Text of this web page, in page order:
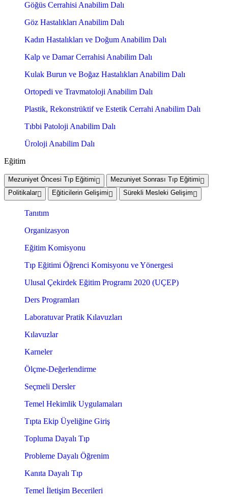
Göğüs Cerrahisi Anabilim Dalı
Göz Hastalıkları Anabilim Dalı
Kadın Hastalıkları ve Doğum Anabilim Dalı
Kalp ve Damar Cerrahisi Anabilim Dalı
Kulak Burun ve Boğaz Hastalıkları Anabilim Dalı
Ortopedi ve Travmatoloji Anabilim Dalı
Plastik, Rekonstrüktif ve Estetik Cerrahi Anabilim Dalı
Tıbbi Patoloji Anabilim Dalı
Üroloji Anabilim Dalı
Eğitim
Mezuniyet Öncesi Tıp Eğitimi
Mezuniyet Sonrası Tıp Eğitimi
Politikalar
Eğiticilerin Gelişimi Sürekli Mesleki Gelişim
Tanıtım
Organizasyon
Eğitim Komisyonu
Tıp Eğitimi Öğrenci Komisyonu ve Yönergesi
Ulusal Çekirdek Eğitim Programı 2020 (UÇEP)
Ders Programları
Laboratuvar Pratik Kılavuzları
Kılavuzlar
Karneler
Ölçme-Değerlendirme
Seçmeli Dersler
Temel Hekimlik Uygulamaları
Tıpta Ekip Üyeliğine Giriş
Topluma Dayalı Tıp
Probleme Dayalı Öğrenim
Kanıta Dayalı Tıp
Temel İletişim Becerileri